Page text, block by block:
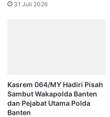
31 Juli 2026
Kasrem 064/MY Hadiri Pisah
Sambut Wakapolda Banten
dan Pejabat Utama Polda
Banten